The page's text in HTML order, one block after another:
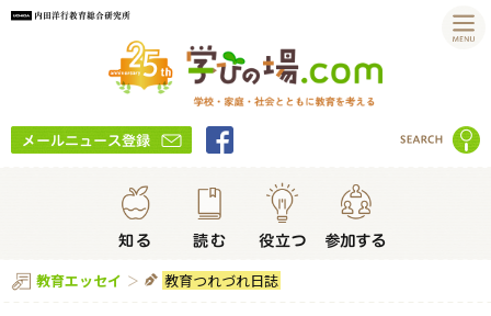
教育エッセイ 教育つれづれ日誌